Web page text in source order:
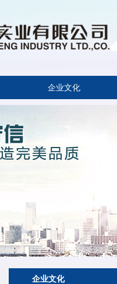
企业文化
企业文化